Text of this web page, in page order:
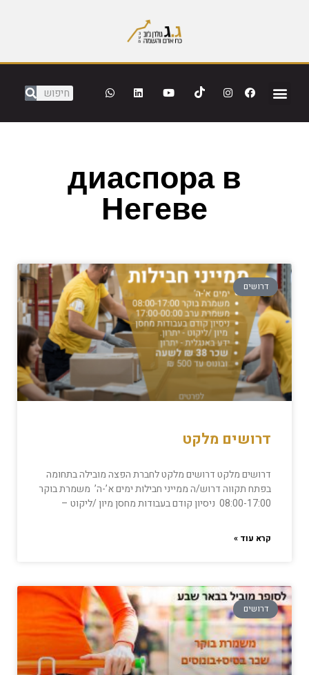
диаспора в
Негеве
דרושים
דרושים מלקט
דרושים מלקט דרושים מלקט לחברת הפצה מובילה בתחומה
בפתח תקווה דרוש/ה ממייני חבילות ימים א’-ה’ משמרת בוקר
08:00-17:00 ניסיון קודם בעבודות מחסן מיון /ליקוט –
קרא עוד »
דרושים